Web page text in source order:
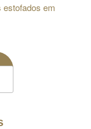
estofados em